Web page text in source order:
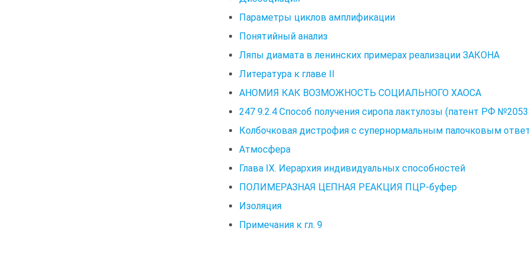
Параметры циклов амплификации
Понятийный анализ
Ляпы диамата в ленинских примерах реализации ЗАКОНА
Литература к главе II
АНОМИЯ КАК ВОЗМОЖНОСТЬ СОЦИАЛЬНОГО ХАОСА
247 9.2.4 Способ получения сиропа лактулозы (патент РФ
Колбочковая дистрофия с супернормальным палочковым
Атмосфера
Глава IX. Иерархия индивидуальных способностей
ПОЛИМЕРАЗНАЯ ЦЕПНАЯ РЕАКЦИЯ ПЦР-буфер
Изоляция
Примечания к гл. 9